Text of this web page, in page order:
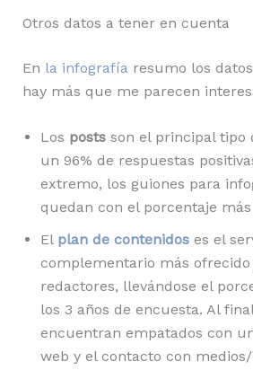
Otros datos a tener en cuenta
En la infografíaresumo los
hay más que me parecen
Los postsson el principal tipo
un 96% de respuestas
extremo, los guiones para
quedan con el porcentaje más
El plan de contenidoses el
complementario más
redactores, llevándose el
los 3 años de encuesta. Al
encuentran empatados con
web y el contacto con